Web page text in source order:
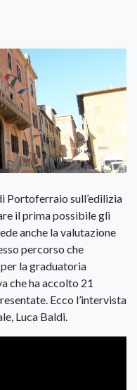
Portoferraio sull’edilizia
il prima possibile gli
anche la valutazione
percorso che
per la graduatoria
che ha accolto 21
Ecco l’intervista
Luca Baldi.